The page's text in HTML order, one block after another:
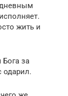
жить и
Бога за
одарил.